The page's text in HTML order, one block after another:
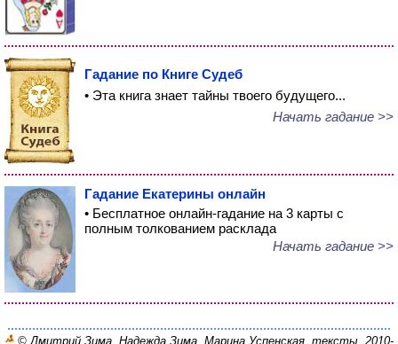
Гадание по Книге Судеб
• Эта книга знает тайны твоего будущего...
Начать гадание >>
Гадание Екатерины онлайн
• Бесплатное онлайн-гадание на 3 карты с
полным толкованием расклада
Начать гадание >>
© Дмитрий Зима, Надежда Зима, Марина Успенская, тексты, 2010-